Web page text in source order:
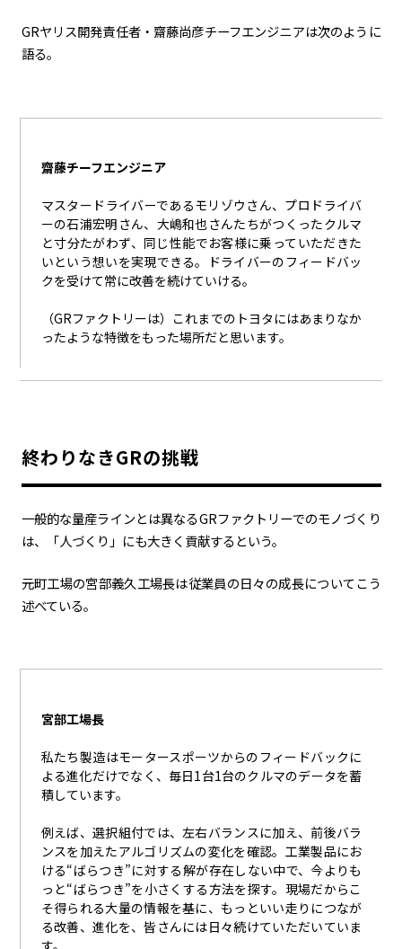
GRヤリス開発責任者・齋藤尚彦チーフエンジニアは次のように
語る。
齋藤チーフエンジニア
マスタードライバーであるモリゾウさん、プロドライバ
ーの石浦宏明さん、大嶋和也さんたちがつくったクルマ
と寸分たがわず、同じ性能でお客様に乗っていただきた
いという想いを実現できる。ドライバーのフィードバッ
クを受けて常に改善を続けていける。
（GRファクトリーは）これまでのトヨタにはあまりなか
ったような特徴をもった場所だと思います。
終わりなきGRの挑戦
一般的な量産ラインとは異なるGRファクトリーでのモノづくり
は、「人づくり」にも大きく貢献するという。
元町工場の宮部義久工場長は従業員の日々の成長についてこう
述べている。
宮部工場長
私たち製造はモータースポーツからのフィードバックに
よる進化だけでなく、毎日1台1台のクルマのデータを蓄
積しています。
例えば、選択組付では、左右バランスに加え、前後バラ
ンスを加えたアルゴリズムの変化を確認。工業製品にお
ける“ばらつき”に対する解が存在しない中で、今よりも
っと“ばらつき”を小さくする方法を探す。現場だからこ
そ得られる大量の情報を基に、もっといい走りにつなが
る改善、進化を、皆さんには日々続けていただいていま
す。